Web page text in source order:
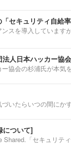
セキュリティ自給
スを導入していま
法人日本ハッカー協
協会の杉浦氏が本気
いたらいつの間にか
について]
「セキュリテ